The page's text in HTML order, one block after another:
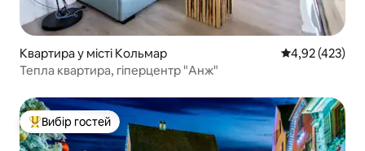
Квартира у місті Кольмар Середня
4,92 (423)
Тепла квартира, гіперцентр "Анж"
Топ вибір гостей
Вибір гостей